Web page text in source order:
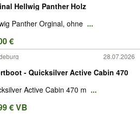
Hellwig Panther Holz
Panther Orginal, ohne ...
€
28.07.2026
- Quicksilver Active Cabin 470
Active Cabin 470 m ...
€ VB